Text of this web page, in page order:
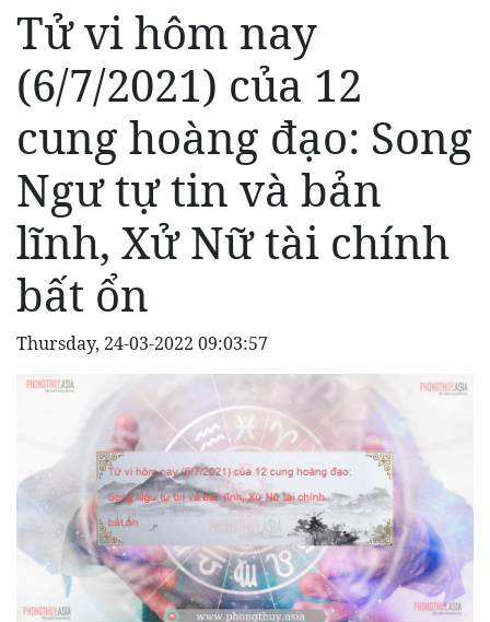
Tử vi hôm nay
(6/7/2021) của 12
cung hoàng đạo: Song
Ngư tự tin và bản
lĩnh, Xử Nữ tài chính
bất ổn
Thursday, 24-03-2022 09:03:57